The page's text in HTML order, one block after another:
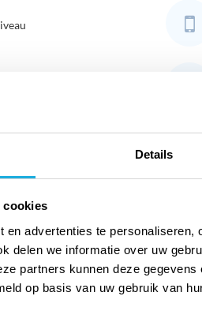
Details
cookies
en advertenties te
delen we informatie over uw
partners kunnen deze
op basis van uw gebruik van
Het
laag
ook